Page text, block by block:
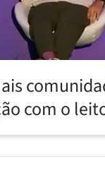
com o